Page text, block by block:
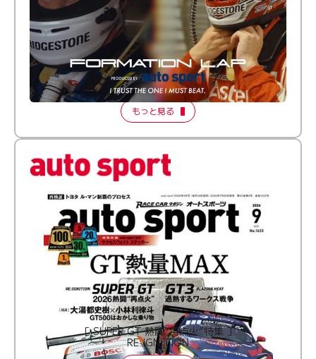
倒す相手を、信じてる。小林利徠斗 × 野村勇斗
【FORMATION LAP Produced by auto sport】
2026 Episode 2
もっと見る
［ SUPER GT 熱闘“再点火”特集 ］
RE:IGNITION